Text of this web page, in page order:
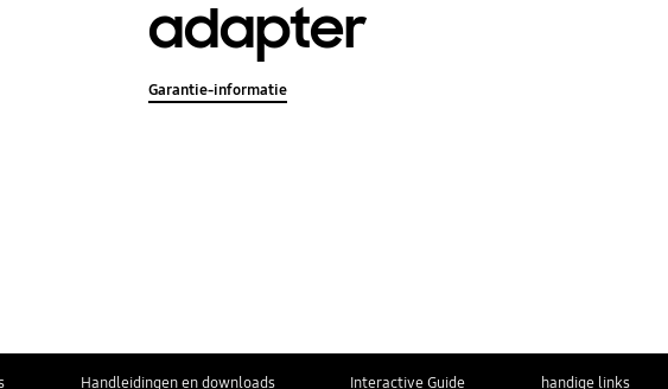
adapter
Garantie-informatie
Handleidingen en downloads Interactive Guide handige links